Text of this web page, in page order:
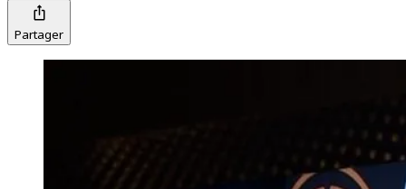
Partager